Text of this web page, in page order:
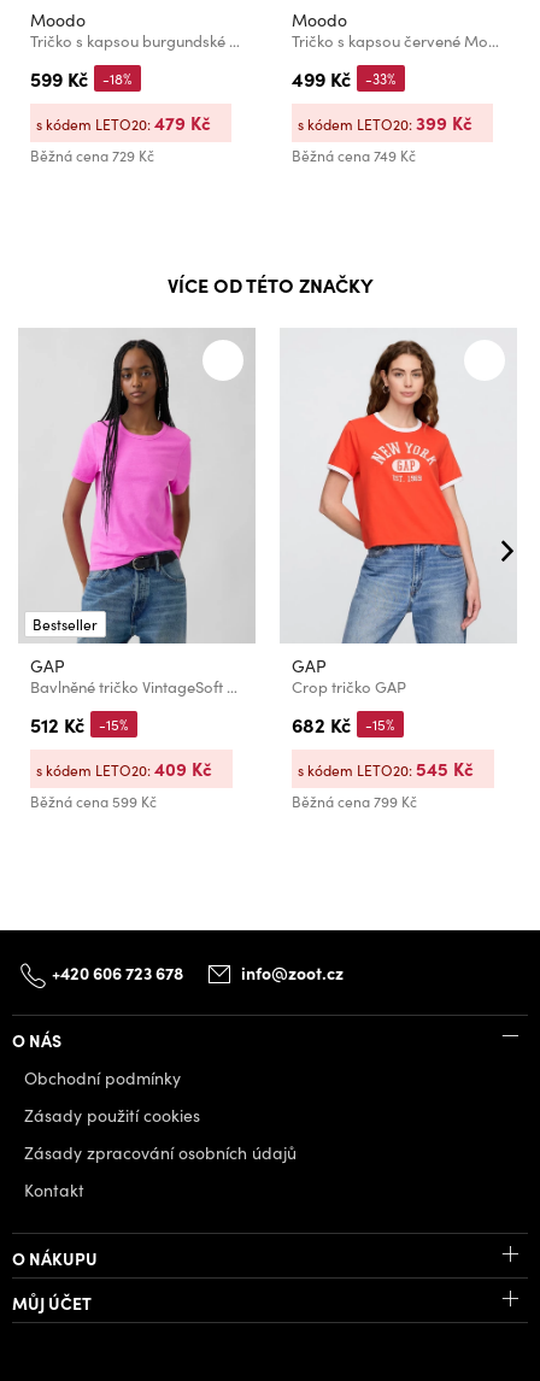
Moodo
Tričko s kapsou burgundské Moodo
599 Kč
Běžná cena729 Kč
-18%
s kódem LETO20:479 Kč
Moodo
Tričko s kapsou červené Moodo
499 Kč
Běžná cena749 Kč
-33%
s kódem LETO20:399 Kč
VÍCE OD TÉTO ZNAČKY
Bestseller
GAP
Bavlněné tričko VintageSoft GAP
512 Kč
Běžná cena599 Kč
-15%
s kódem LETO20:409 Kč
GAP
Crop tričko GAP
682 Kč
Běžná cena799 Kč
-15%
s kódem LETO20:545 Kč
+420 606 723 678 info@zoot.cz
O NÁS
Obchodní podmínky
Zásady použití cookies
Zásady zpracování osobních údajů
Kontakt
O NÁKUPU
MŮJ ÚČET